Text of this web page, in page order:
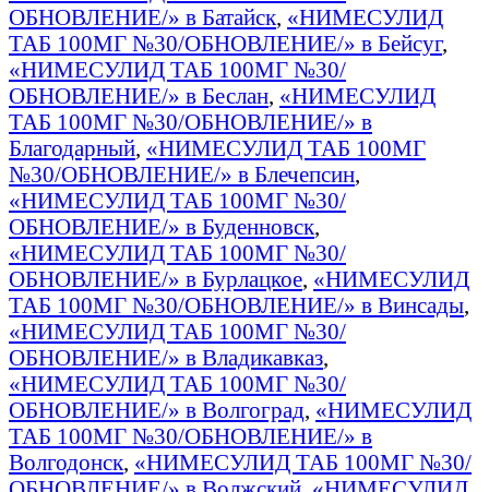
ОБНОВЛЕНИЕ/» в Батайск, «НИМЕСУЛИД
ТАБ 100МГ №30/ОБНОВЛЕНИЕ/» в Бейсуг,
«НИМЕСУЛИД ТАБ 100МГ №30/
ОБНОВЛЕНИЕ/» в Беслан, «НИМЕСУЛИД
ТАБ 100МГ №30/ОБНОВЛЕНИЕ/» в
Благодарный, «НИМЕСУЛИД ТАБ 100МГ
№30/ОБНОВЛЕНИЕ/» в Блечепсин,
«НИМЕСУЛИД ТАБ 100МГ №30/
ОБНОВЛЕНИЕ/» в Буденновск,
«НИМЕСУЛИД ТАБ 100МГ №30/
ОБНОВЛЕНИЕ/» в Бурлацкое, «НИМЕСУЛИД
ТАБ 100МГ №30/ОБНОВЛЕНИЕ/» в Винсады,
«НИМЕСУЛИД ТАБ 100МГ №30/
ОБНОВЛЕНИЕ/» в Владикавказ,
«НИМЕСУЛИД ТАБ 100МГ №30/
ОБНОВЛЕНИЕ/» в Волгоград, «НИМЕСУЛИД
ТАБ 100МГ №30/ОБНОВЛЕНИЕ/» в
Волгодонск, «НИМЕСУЛИД ТАБ 100МГ №30/